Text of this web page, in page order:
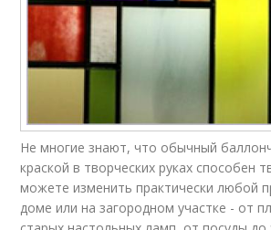
Не многие знают, что обычный
краской в творческих руках способен
можете изменить практически любой
доме или на загородном участке - от